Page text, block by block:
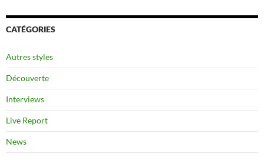
CATÉGORIES
Autres styles
Découverte
Interviews
Live Report
News